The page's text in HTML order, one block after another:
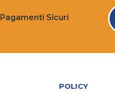
Pagamenti Sicuri
POLICY